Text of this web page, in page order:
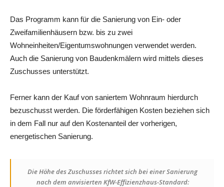
Das Programm kann für die Sanierung von Ein- oder
Zweifamilienhäusern bzw. bis zu zwei
Wohneinheiten/Eigentumswohnungen verwendet werden.
Auch die Sanierung von Baudenkmälern wird mittels dieses
Zuschusses unterstützt.
Ferner kann der Kauf von saniertem Wohnraum hierdurch
bezuschusst werden. Die förderfähigen Kosten beziehen sich
in dem Fall nur auf den Kostenanteil der vorherigen,
energetischen Sanierung.
Die Höhe des Zuschusses richtet sich bei einer Sanierung
nach dem anvisierten KfW-Effizienzhaus-Standard: